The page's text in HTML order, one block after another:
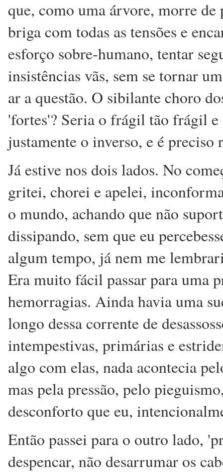
que, como uma árvore, morre de
briga com todas as tensões e
esforço sobre-humano, tentar
insistências vãs, sem se tornar
ar a questão. O sibilante choro
'fortes'? Seria o frágil tão frágil
justamente o inverso, e é preciso
Já estive nos dois lados. No
gritei, chorei e apelei,
o mundo, achando que não
dissipando, sem que eu
algum tempo, já nem me
Era muito fácil passar para uma
hemorragias. Ainda havia uma
longo dessa corrente de
intempestivas, primárias e
algo com elas, nada acontecia
mas pela pressão, pelo
desconforto que eu,
Então passei para o outro lado,
despencar, não desarrumar os